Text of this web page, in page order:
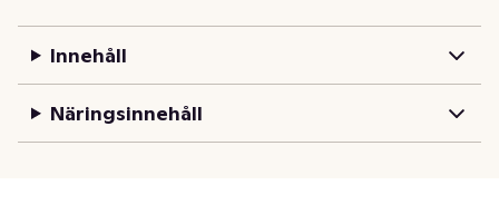
Innehåll
Näringsinnehåll